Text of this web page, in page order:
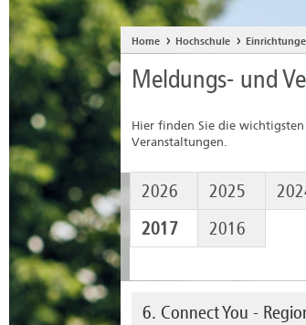
Home Hochschule
Meldungs- und
Hier finden Sie die
Veranstaltungen.
2026 2025
2017
2016
6. Connect You -